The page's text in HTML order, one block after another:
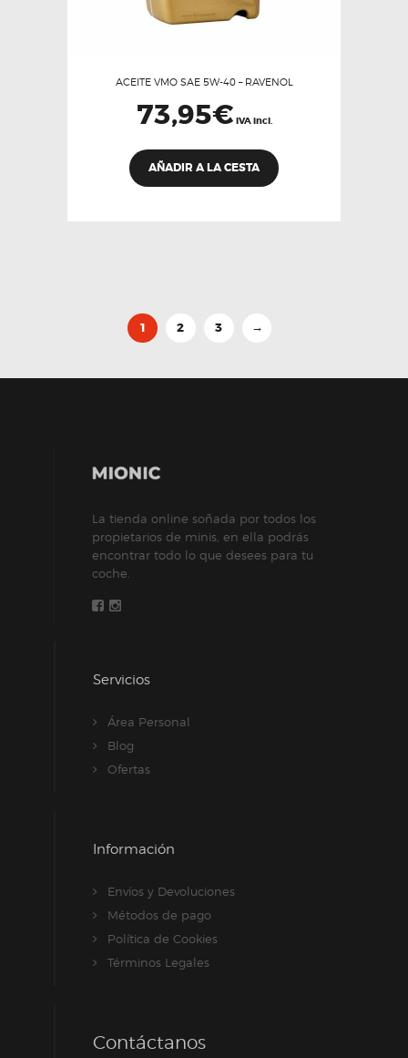
ACEITE VMO SAE 5W-40 – RAVENOL
73,95€ IVA incl.
AÑADIR A LA CESTA
1 2 3 →
La tienda online soñada por todos los
propietarios de minis, en ella podrás
encontrar todo lo que desees para tu
coche.
Servicios
Área Personal
Blog
Ofertas
Información
Envíos y Devoluciones
Métodos de pago
Política de Cookies
Términos Legales
Contáctanos